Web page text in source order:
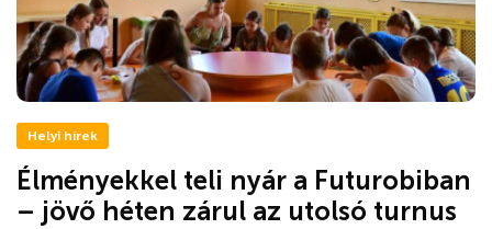
Helyi hírek
Élményekkel teli nyár a Futurobiban
– jövő héten zárul az utolsó turnus